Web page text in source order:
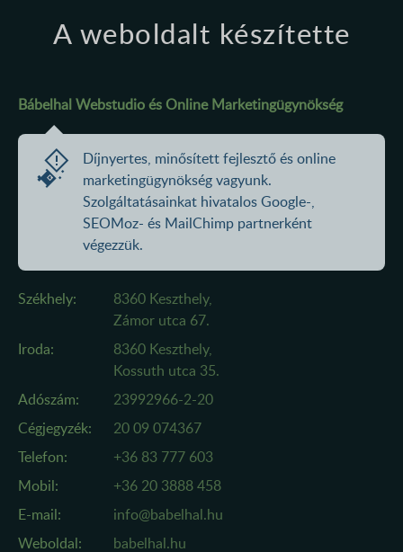
A weboldalt készítette
Bábelhal Webstudio és Online Marketingügynökség
Díjnyertes, minősített fejlesztő és online
marketingügynökség vagyunk.
Szolgáltatásainkat hivatalos Google-,
SEOMoz- és MailChimp partnerként
végezzük.
Székhely:
8360 Keszthely,
Zámor utca 67.
Iroda:
8360 Keszthely,
Kossuth utca 35.
Adószám:
23992966-2-20
Cégjegyzék:
20 09 074367
Telefon:
+36 83 777 603
Mobil:
+36 20 3888 458
E-mail:
info@babelhal.hu
Weboldal:
babelhal.hu